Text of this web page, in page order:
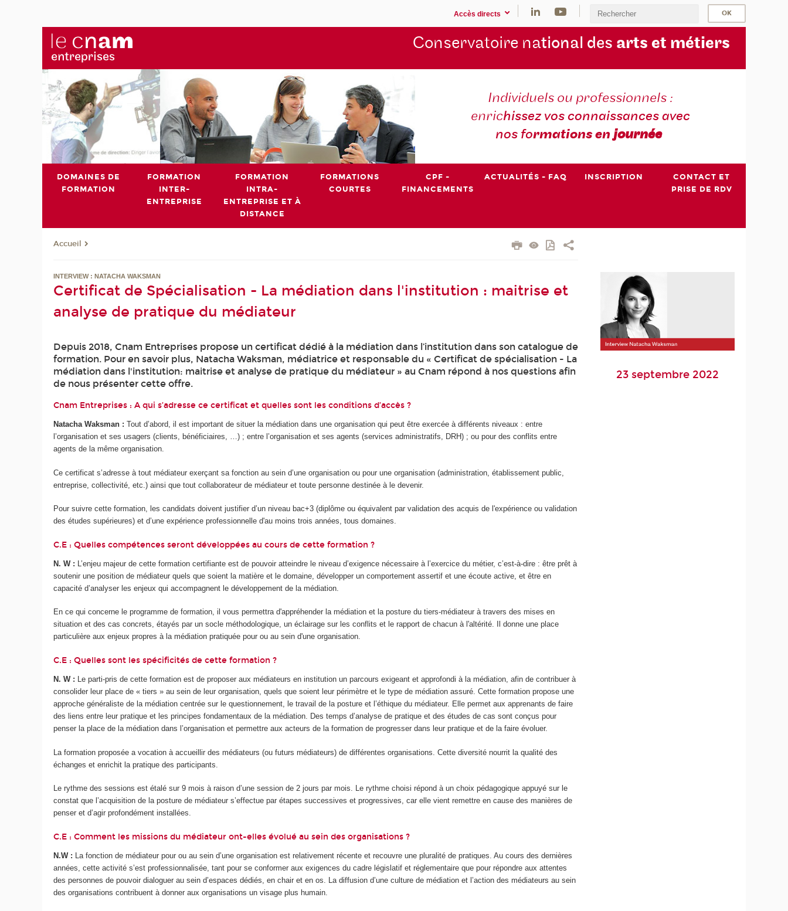
Accès directs
Conservatoire national des arts et métiers
Individuels ou professionnels :
enrichissez vos connaissances avec
nos formations enjournée
DOMAINES DE
FORMATION
FORMATION
INTER-
ENTREPRISE
FORMATION
INTRA-
ENTREPRISE ET À
DISTANCE
FORMATIONS
COURTES
CPF -
FINANCEMENTS
ACTUALITÉS - FAQ INSCRIPTION
CONTACT ET
PRISE DE RDV
Accueil
INTERVIEW : NATACHA WAKSMAN
Certificat de Spécialisation - La médiation dans l'institution : maitrise et
analyse de pratique du médiateur
Depuis 2018, Cnam Entreprises propose un certificat dédié à la médiation dans l’institution dans son catalogue de
formation. Pour en savoir plus, Natacha Waksman, médiatrice et responsable du « Certificat de spécialisation - La
médiation dans l'institution: maitrise et analyse de pratique du médiateur » au Cnam répond à nos questions afin
de nous présenter cette offre.
Cnam Entreprises : A qui s’adresse ce certificat et quelles sont les conditions d’accès ?
Natacha Waksman : Tout d’abord, il est important de situer la médiation dans une organisation qui peut être exercée à différents niveaux : entre
l’organisation et ses usagers (clients, bénéficiaires, …) ; entre l’organisation et ses agents (services administratifs, DRH) ; ou pour des conflits entre
agents de la même organisation.
Ce certificat s’adresse à tout médiateur exerçant sa fonction au sein d’une organisation ou pour une organisation (administration, établissement public,
entreprise, collectivité, etc.) ainsi que tout collaborateur de médiateur et toute personne destinée à le devenir.
Pour suivre cette formation, les candidats doivent justifier d’un niveau bac+3 (diplôme ou équivalent par validation des acquis de l'expérience ou validation
des études supérieures) et d’une expérience professionnelle d'au moins trois années, tous domaines.
C.E : Quelles compétences seront développées au cours de cette formation ?
N. W : L’enjeu majeur de cette formation certifiante est de pouvoir atteindre le niveau d’exigence nécessaire à l’exercice du métier, c’est-à-dire : être prêt à
soutenir une position de médiateur quels que soient la matière et le domaine, développer un comportement assertif et une écoute active, et être en
capacité d’analyser les enjeux qui accompagnent le développement de la médiation.
En ce qui concerne le programme de formation, il vous permettra d'appréhender la médiation et la posture du tiers-médiateur à travers des mises en
situation et des cas concrets, étayés par un socle méthodologique, un éclairage sur les conflits et le rapport de chacun à l'altérité. Il donne une place
particulière aux enjeux propres à la médiation pratiquée pour ou au sein d'une organisation.
C.E : Quelles sont les spécificités de cette formation ?
N. W : Le parti-pris de cette formation est de proposer aux médiateurs en institution un parcours exigeant et approfondi à la médiation, afin de contribuer à
consolider leur place de « tiers » au sein de leur organisation, quels que soient leur périmètre et le type de médiation assuré. Cette formation propose une
approche généraliste de la médiation centrée sur le questionnement, le travail de la posture et l’éthique du médiateur. Elle permet aux apprenants de faire
des liens entre leur pratique et les principes fondamentaux de la médiation. Des temps d’analyse de pratique et des études de cas sont conçus pour
penser la place de la médiation dans l’organisation et permettre aux acteurs de la formation de progresser dans leur pratique et de la faire évoluer.
La formation proposée a vocation à accueillir des médiateurs (ou futurs médiateurs) de différentes organisations. Cette diversité nourrit la qualité des
échanges et enrichit la pratique des participants.
Le rythme des sessions est étalé sur 9 mois à raison d’une session de 2 jours par mois. Le rythme choisi répond à un choix pédagogique appuyé sur le
constat que l’acquisition de la posture de médiateur s’effectue par étapes successives et progressives, car elle vient remettre en cause des manières de
penser et d’agir profondément installées.
C.E : Comment les missions du médiateur ont-elles évolué au sein des organisations ?
N.W : La fonction de médiateur pour ou au sein d’une organisation est relativement récente et recouvre une pluralité de pratiques. Au cours des dernières
années, cette activité s’est professionnalisée, tant pour se conformer aux exigences du cadre législatif et réglementaire que pour répondre aux attentes
des personnes de pouvoir dialoguer au sein d’espaces dédiés, en chair et en os. La diffusion d’une culture de médiation et l’action des médiateurs au sein
des organisations contribuent à donner aux organisations un visage plus humain.
23 septembre 2022